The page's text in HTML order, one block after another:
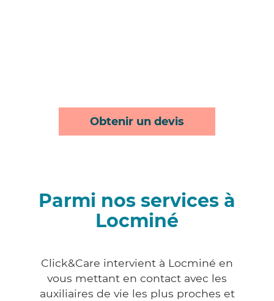
Obtenir un devis
Parmi nos services à
Locminé
Click&Care intervient à Locminé en
vous mettant en contact avec les
auxiliaires de vie les plus proches et